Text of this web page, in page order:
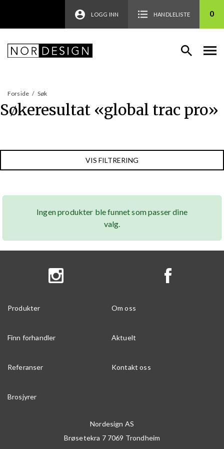
LOGG INN HANDLELISTE 0
Forside / Søk
Søkeresultat «global trac pro»
VIS FILTRERING
Ingen produkter ble funnet som passer dine
valg.
Produkter Om oss
Finn forhandler Aktuelt
Referanser Kontakt oss
Brosjyrer
Nordesign AS
Brøsetekra 7 7069 Trondheim